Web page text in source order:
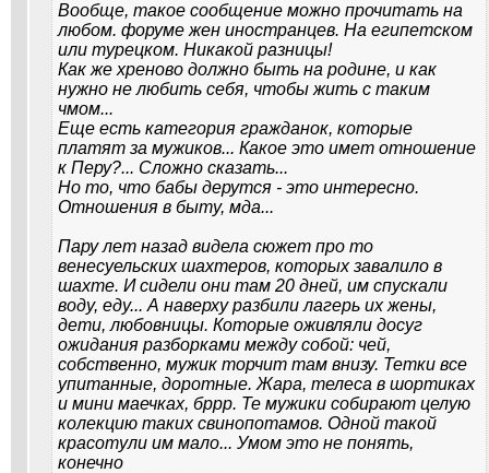
Вообще, такое сообщение можно прочитать на
любом. форуме жен иностранцев. На египетском
или турецком. Никакой разницы!
Как же хреново должно быть на родине, и как
нужно не любить себя, чтобы жить с таким
чмом...
Еще есть категория гражданок, которые
платят за мужиков... Какое это имет отношение
к Перу?... Сложно сказать...
Но то, что бабы дерутся - это интересно.
Отношения в быту, мда...
Пару лет назад видела сюжет про то
венесуельских шахтеров, которых завалило в
шахте. И сидели они там 20 дней, им спускали
воду, еду... А наверху разбили лагерь их жены,
дети, любовницы. Которые оживляли досуг
ожидания разборками между собой: чей,
собственно, мужик торчит там внизу. Тетки все
упитанные, доротные. Жара, телеса в шортиках
и мини маечках, бррр. Те мужики собирают целую
колекцию таких свинопотамов. Одной такой
красотули им мало... Умом это не понять,
конечно